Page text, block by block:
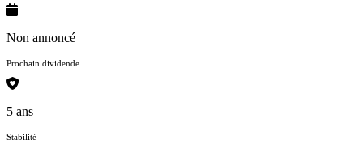
Non annoncé
Prochain dividende
5 ans
Stabilité